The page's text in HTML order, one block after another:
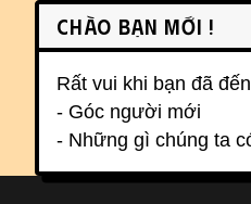
Chào bạn mới !
Rất vui khi bạn đã
- Góc người mới
- Những gì chúng ta